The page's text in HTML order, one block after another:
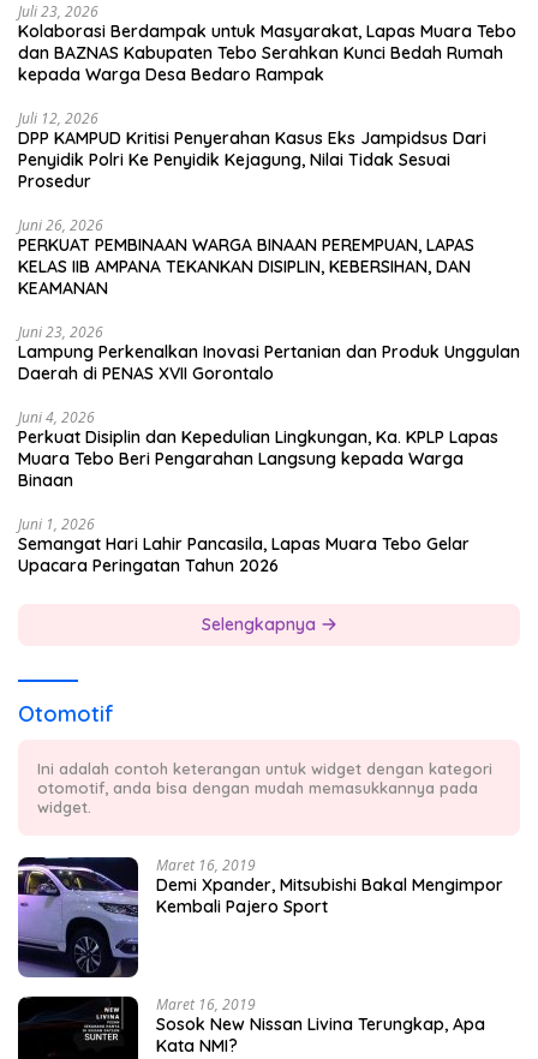
Juli 23, 2026
Kolaborasi Berdampak untuk Masyarakat, Lapas Muara Tebo
dan BAZNAS Kabupaten Tebo Serahkan Kunci Bedah Rumah
kepada Warga Desa Bedaro Rampak
Juli 12, 2026
DPP KAMPUD Kritisi Penyerahan Kasus Eks Jampidsus Dari
Penyidik Polri Ke Penyidik Kejagung, Nilai Tidak Sesuai
Prosedur
Juni 26, 2026
PERKUAT PEMBINAAN WARGA BINAAN PEREMPUAN, LAPAS
KELAS IIB AMPANA TEKANKAN DISIPLIN, KEBERSIHAN, DAN
KEAMANAN
Juni 23, 2026
Lampung Perkenalkan Inovasi Pertanian dan Produk Unggulan
Daerah di PENAS XVII Gorontalo
Juni 4, 2026
Perkuat Disiplin dan Kepedulian Lingkungan, Ka. KPLP Lapas
Muara Tebo Beri Pengarahan Langsung kepada Warga
Binaan
Juni 1, 2026
Semangat Hari Lahir Pancasila, Lapas Muara Tebo Gelar
Upacara Peringatan Tahun 2026
Selengkapnya
Otomotif
Ini adalah contoh keterangan untuk widget dengan kategori
otomotif, anda bisa dengan mudah memasukkannya pada
widget.
Maret 16, 2019
Demi Xpander, Mitsubishi Bakal Mengimpor
Kembali Pajero Sport
Maret 16, 2019
Sosok New Nissan Livina Terungkap, Apa
Kata NMI?